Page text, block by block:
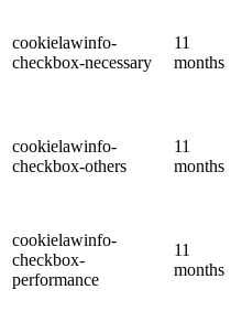
cookielawinfo-
checkbox-necessary
11
months
cookielawinfo-
checkbox-others
11
months
cookielawinfo-
checkbox-
performance
11
months